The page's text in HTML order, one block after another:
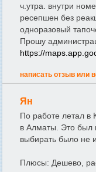
ч.утра. внутри
ресепшен без
одноразовый
Прошу
https://
написать отзыв или
Ян
По работе летал в
в Алматы. Это был
выбирать было не
Плюсы: Дешево,